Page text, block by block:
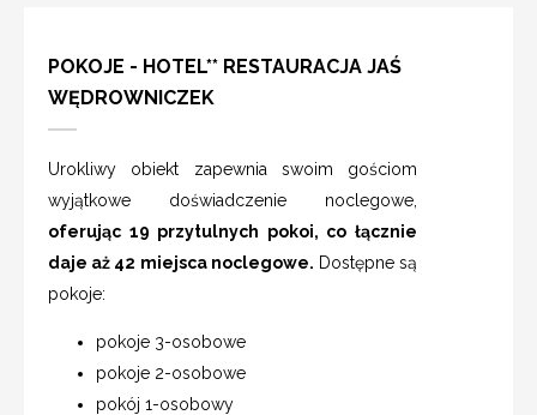
POKOJE - HOTEL** RESTAURACJA JAŚ
WĘDROWNICZEK
Urokliwy obiekt zapewnia swoim gościom
wyjątkowe doświadczenie noclegowe,
oferując 19 przytulnych pokoi, co łącznie
daje aż 42 miejsca noclegowe. Dostępne są
pokoje:
pokoje 3-osobowe
pokoje 2-osobowe
pokój 1-osobowy